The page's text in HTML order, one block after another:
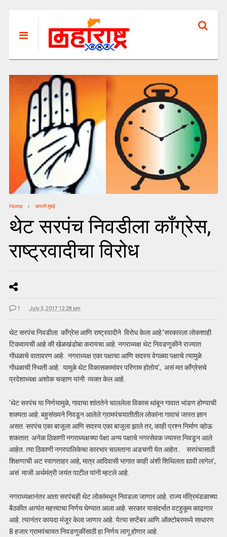
Home आपली मुंबई
थेट सरपंच निवडीला कॉंग्रेस,
राष्ट्रवादीचा विरोध
1 July 3, 2017 12:28 pm
थेट सरपंच निवडीला कॉंग्रेस आणि राष्ट्रवादीने विरोध केला आहे.’सरकारला लोकशाही
टिकवायची आहे की खेळखंडोबा करायचा आहे. नगराध्यक्ष थेट निवडणुकीने राज्यात
गोंधळाचे वातावरण आहे. नगराध्यक्ष एका पक्षाचा आणि सदस्य वेगळ्या पक्षाचे त्यामुळे
गोंधळाची स्थिती आहे. यामुळे थेट विकासकामांवर परिणाम होतोय’, असं मत काँग्रेसचे
प्रदेशाध्यक्ष अशोक चव्हाण यांनी व्यक्त केल आहे.
‘थेट सरपंच या निर्णयामुळे, गावाचा शांततेने चाललेला विकास थांबून गावात भांडण होण्याची
शक्यता आहे. बहुसंख्यने निवडून आलेले ग्रामपंचयातीतील लोकांना गावाचं जास्त ज्ञान
असत. सरपंच एका बाजूला आणि सदस्य एका बाजूला झाले तर, काही प्रश्न निर्माण व्होऊ
शकतात. अनेक ठिकाणी नगराध्यक्षच्या पेक्षा अन्य पक्षाचे नगरसेवक ज्यास्त निवडून आले
आहेत. त्या ठिकाणी नगरपालिकेचा कारभार चालताना अडचणी येत आहेत.. सरपंचासाठी
शिक्षणाची अट स्वागताहर आहे, मात्र आदिवासी भागात काही अंशी शिथिलता द्यावी लागेल’,
असं माजी अर्थमंत्री जयंत पाटील यांनी म्हटले आहे.
नगराध्यक्षानंतर आता सरपंचही थेट लोकांमधून निवडला जाणार आहे. राज्य मंत्रिमंडळाच्या
बैठकीत अत्यंत महत्त्वाचा निर्णय घेण्यात आला आहे. सरकार यासंदर्भात वटहुकूम काढणार
आहे. त्यानंतर कायदा मंजूर केला जाणार आहे. येत्या सप्टेंबर आणि ऑक्टोबरमध्ये साधारण
8 हजार ग्रामपंचायत निवडणुकींसाठी हा निर्णय लागू होणार आहे.